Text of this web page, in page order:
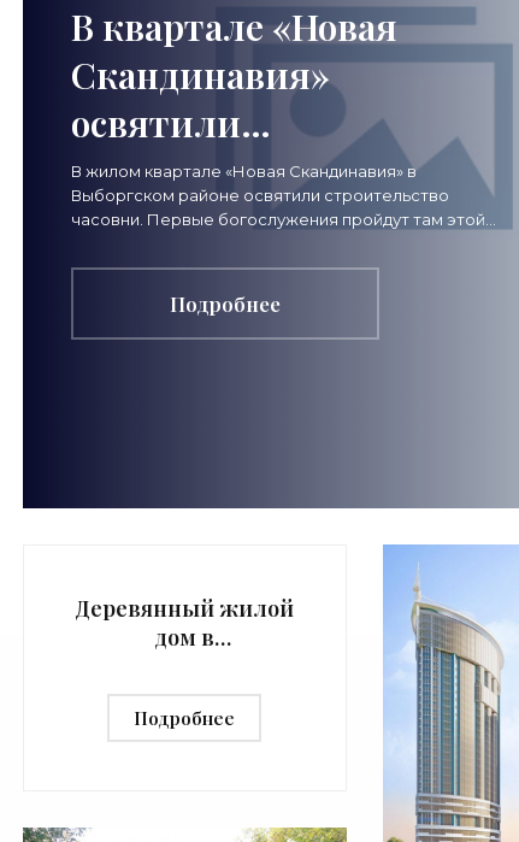
В квартале «Новая
Скандинавия»
освятили
строительство часовни
- «Свежие новости
строительства»
В жилом квартале «Новая Скандинавия» в
Выборгском районе освятили строительство
часовни. Первые богослужения пройдут там этой
Скандинавия» граничит с
Подробнее
Деревянный жилой
дом в
переулке в Лахте
отремонтировали -
Подробнее